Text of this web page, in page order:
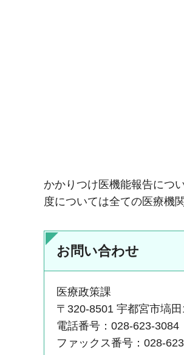
かかりつけ医機能報告につ
度については全ての医療機
お問い合わせ
医療政策課
〒320-8501 宇都宮市塙
電話番号：028-623-3084
ファックス番号：028-